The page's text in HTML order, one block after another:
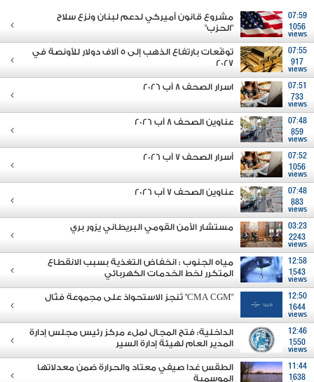
07:59
1056
views
مشروع قانون أميركي لدعم لبنان ونزع سلاح
"الحزب"
07:55
917
views
توقّعات بارتفاع الذهب إلى 5 آلاف دولار للأونصة في
2027
07:51
733
views
اسرار الصحف 8 آب 2026
07:48
859
views
عناوين الصحف 8 آب 2026
07:52
1056
views
أسرار الصحف 7 آب 2026
07:48
883
views
عناوين الصحف 7 آب 2026
03:23
2243
views
مستشار الأمن القومي البريطاني يزور بري
12:58
1543
views
مياه الجنوب : انخفاض التغذية بسبب الانقطاع
المتكرر لخط الخدمات الكهربائي
12:50
1644
views
"CMA CGM" تُنجز الاستحواذ على مجموعة فتّال
12:46
1550
views
الداخلية: فتح المجال لملء مركز رئيس مجلس إدارة
المدير العام لهيئة إدارة السير
11:44
1638
الطقس غدا صيفي معتاد والحرارة ضمن معدلاتها
الموسمية